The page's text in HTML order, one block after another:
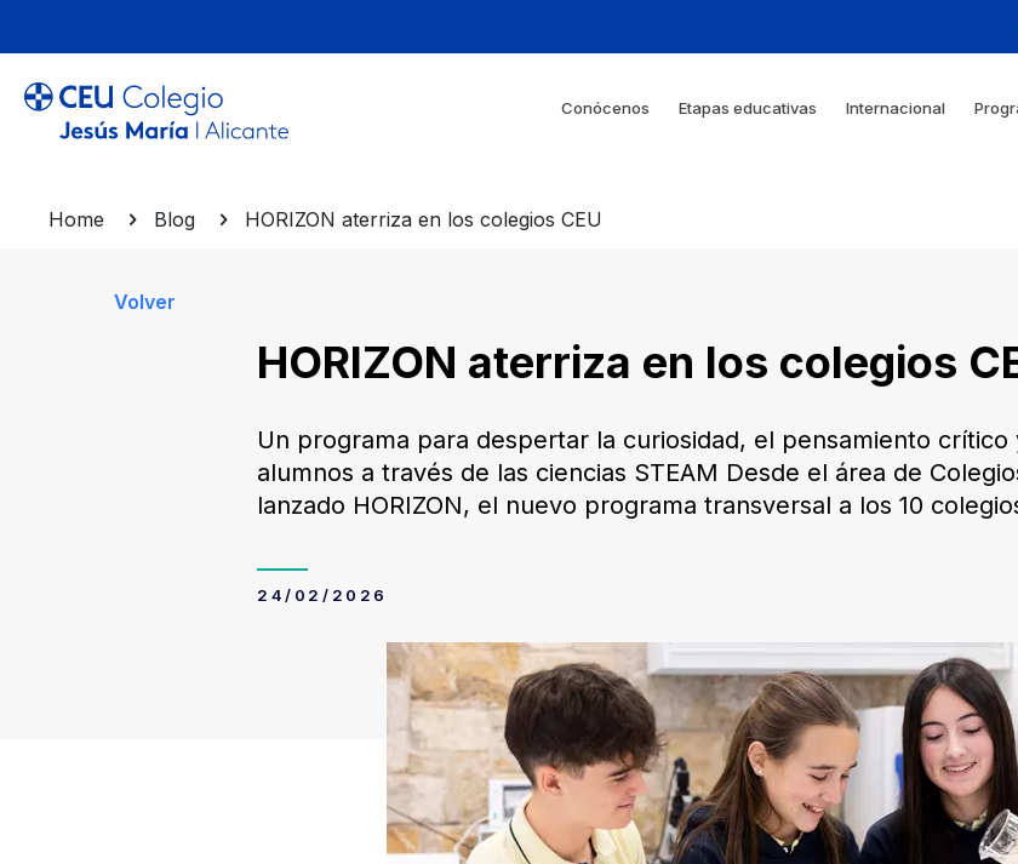
Conócenos Etapas educativas Internacional
Home Blog HORIZON aterriza en los colegios CEU
Volver
HORIZON aterriza en los colegios
Un programa para despertar la curiosidad, el pensamiento
alumnos a través de las ciencias STEAM ​​Desde el área de
lanzado HORIZON, el nuevo programa transversal a los 10
24/02/2026